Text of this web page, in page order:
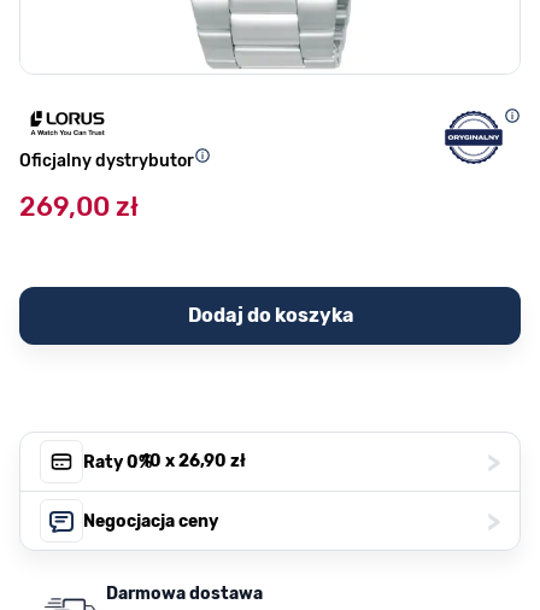
Oficjalny dystrybutor
269,00 zł
Dodaj do koszyka
Raty 0%, 10 x26,90 zł >
Negocjacja ceny >
Darmowa dostawa